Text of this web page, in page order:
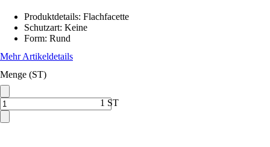
Produktdetails: Flachfacette
Schutzart: Keine
Form: Rund
Mehr Artikeldetails
Menge (ST)
1 ST